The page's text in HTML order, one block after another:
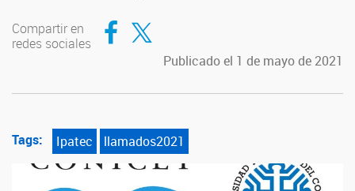
Compartir en
redes sociales
Compartir en Facebook
Compartir en Twitter
Publicado el 1 de mayo de 2021
Tags: Ipatec llamados2021